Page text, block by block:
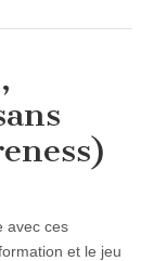
avec ces
et le jeu